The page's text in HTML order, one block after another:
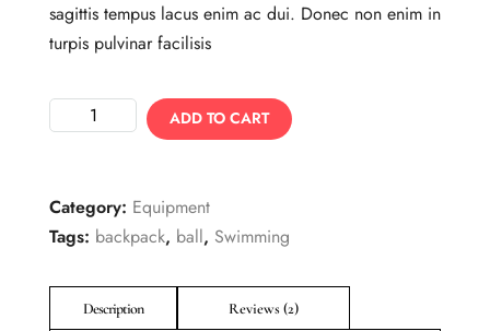
sagittis tempus lacus enim ac dui. Donec non enim in
turpis pulvinar facilisis
ADD TO CART
Category: Equipment
Tags: backpack, ball, Swimming